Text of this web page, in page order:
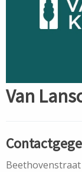
Van
Beethovenstraat